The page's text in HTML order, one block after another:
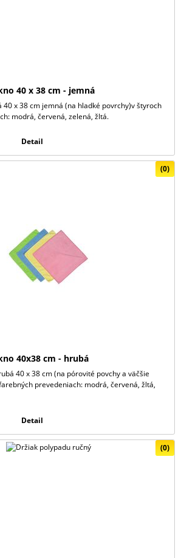
40 x 38 cm - jemná
x 38 cm jemná (na hladké povrchy)v štyroch
modrá, červená, zelená, žltá.
Detail
(0)
40x38 cm - hrubá
40 x 38 cm (na pórovité povchy a väčšie
prevedeniach: modrá, červená, žltá,
Detail
(0)